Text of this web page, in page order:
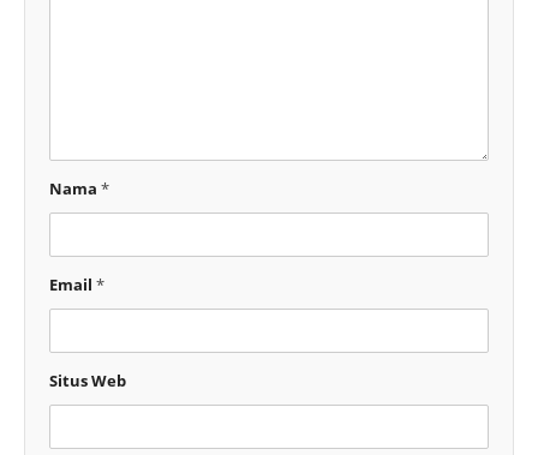
Nama *
Email *
Situs Web